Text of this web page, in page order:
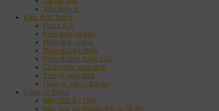
Tiền điện tử
Kiến thức Forex
Forex A-Z
Kiến thức cơ bản
Phân tích cơ bản
Phân tích kỹ thuật
Price Action Nâng Cao
Chiến lược giao dịch
Tâm lý giao dịch
Quản lý vốn – Rủi ro
Công cụ Forex
Máy tính Ký Quỹ
Máy tính lợi Nhuận/Rủi ro (R:R)